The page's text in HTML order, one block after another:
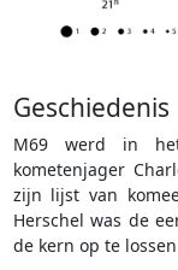
Geschiedenis
M69 werd in
kometenjager
zijn lijst van
Herschel was de
de kern op te